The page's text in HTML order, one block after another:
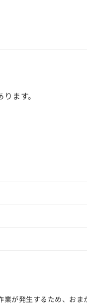
ます。
が発生するため、おま